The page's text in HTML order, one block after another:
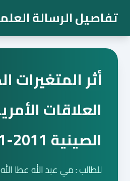
تفاصيل الرسالة
أثر المتغيرات
العلاقات
الصينية 2011-2021
للطالب : مي عبد الله عطا